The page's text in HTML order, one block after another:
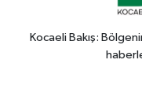
Kocaeli Bakış: